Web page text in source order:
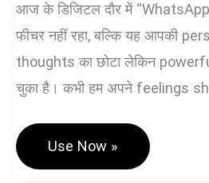
आज के डिजिटल दौर में
फीचर नहीं रहा, बल्कि यह आपकी
thoughts का छोटा लेकिन
चुका है। कभी हम अपने feelings
WhatsApp
Generator
Use Now »